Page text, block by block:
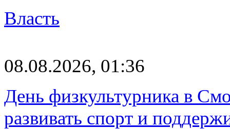
Власть
08.08.2026, 01:36
День физкультурника в
развивать спорт и